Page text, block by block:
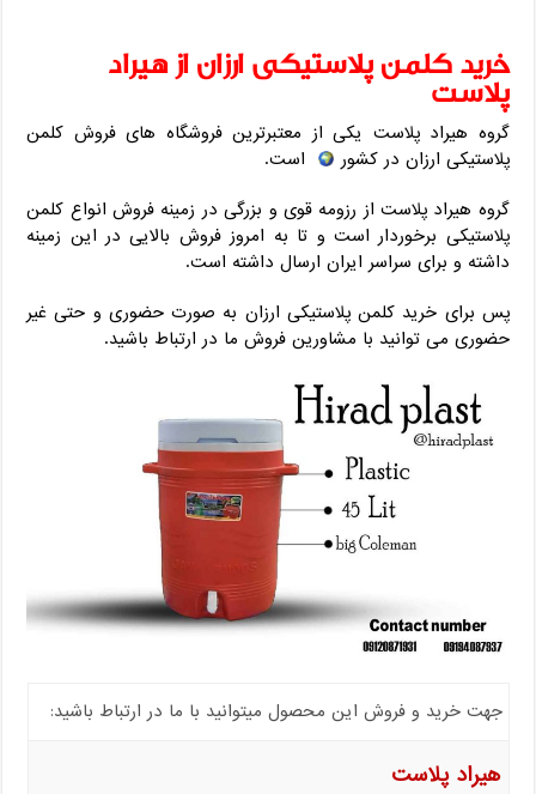
خرید کلمن پلاستیکی ارزان از هیراد
پلاست
گروه هیراد پلاست یکی از معتبرترین فروشگاه های فروش کلمن
پلاستیکی ارزان در کشور
است.
گروه هیراد پلاست از رزومه قوی و بزرگی در زمینه فروش انواع کلمن
پلاستیکی برخوردار است و تا به امروز فروش بالایی در این زمینه
داشته و برای سراسر ایران ارسال داشته است.
پس برای خرید کلمن پلاستیکی ارزان به صورت حضوری و حتی غیر
حضوری می توانید با مشاورین فروش ما در ارتباط باشید.
جهت خرید و فروش این محصول میتوانید با ما در ارتباط باشید:
هیراد پلاست